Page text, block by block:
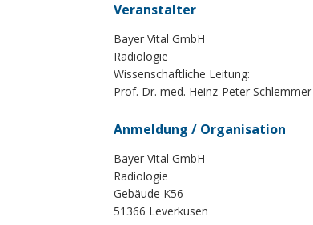
Veranstalter
Bayer Vital GmbH
Radiologie
Wissenschaftliche Leitung:
Prof. Dr. med. Heinz-Peter Schlemmer
Anmeldung / Organisation
Bayer Vital GmbH
Radiologie
Gebäude K56
51366 Leverkusen